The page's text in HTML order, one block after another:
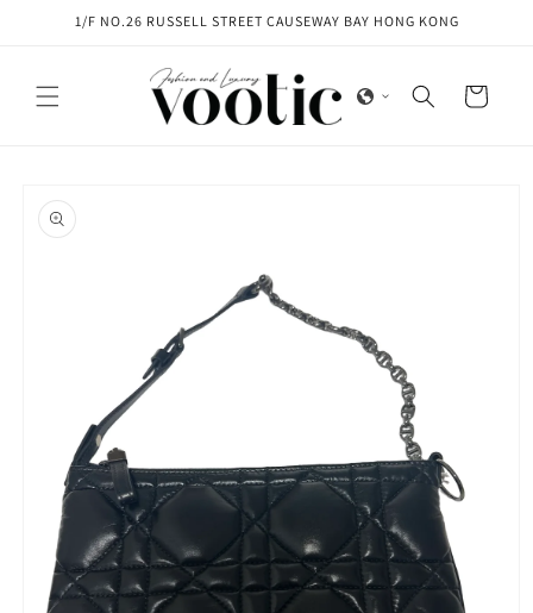
Skip to1/F NO.26 RUSSELL STREET CAUSEWAY BAY HONG KONG
Cart
product
information